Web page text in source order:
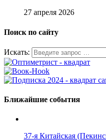
27 апреля 2026
Поиск по сайту
Искать:
Ближайшие события
37-я Китайская